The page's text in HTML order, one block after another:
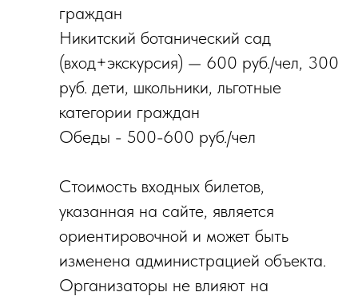
граждан
‌Никитский ботанический сад
(вход+экскурсия) — 600 руб./чел, 300
руб. дети, школьники, льготные
категории граждан
Обеды - 500-600 руб./чел
Стоимость входных билетов,
указанная на сайте, является
ориентировочной и может быть
изменена администрацией объекта.
Организаторы не влияют на